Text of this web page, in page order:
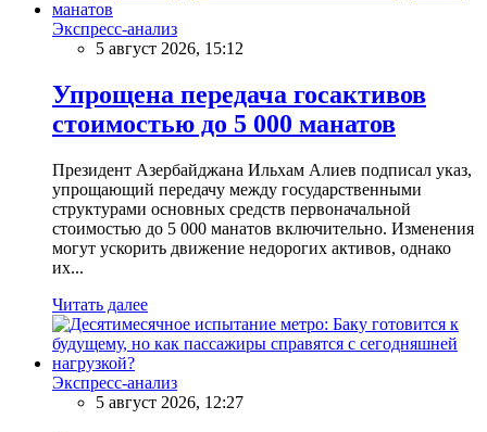
Экспресс-анализ
5 август 2026, 15:12
Упрощена передача госактивов
стоимостью до 5 000 манатов
Президент Азербайджана Ильхам Алиев подписал указ,
упрощающий передачу между государственными
структурами основных средств первоначальной
стоимостью до 5 000 манатов включительно. Изменения
могут ускорить движение недорогих активов, однако
их...
Читать далее
Экспресс-анализ
5 август 2026, 12:27